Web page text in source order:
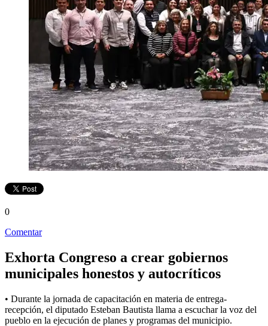
0
Comentar
Exhorta Congreso a crear gobiernos
municipales honestos y autocríticos
• Durante la jornada de capacitación en materia de entrega-
recepción, el diputado Esteban Bautista llama a escuchar la voz del
pueblo en la ejecución de planes y programas del municipio.